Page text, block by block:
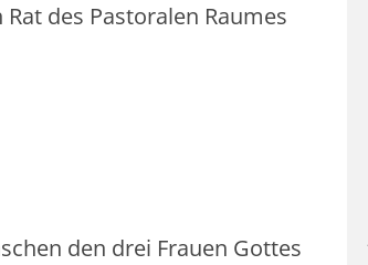
des Pastoralen Raumes
den drei Frauen Gottes